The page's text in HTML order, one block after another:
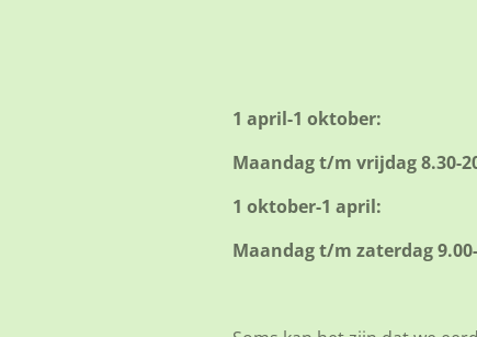
1 april-1 oktober:
Maandag t/m vrijdag 8.30-
1 oktober-1 april:
Maandag t/m zaterdag